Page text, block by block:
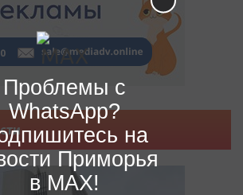
Проблемы с
WhatsApp?
на
Приморья
в MAX!